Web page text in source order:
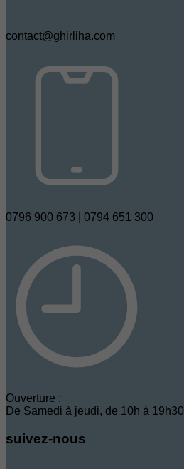
contact@ghirliha.com
0796 900 673 | 0794 651 300
Ouverture :
De Samedi à jeudi, de 10h à 19h30
suivez-nous